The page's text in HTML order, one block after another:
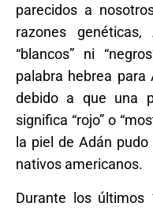
parecidos a
razones
“blancos” ni
palabra hebrea para
debido a que una
significa “rojo” o
la piel de Adán
nativos americanos.
Durante los últimos